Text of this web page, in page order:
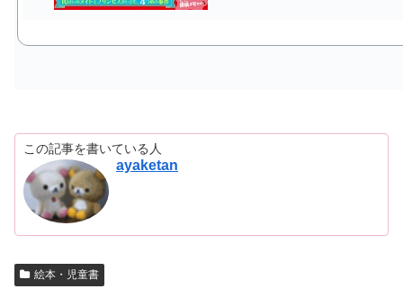
この記事を書いている人
ayaketan
絵本・児童書